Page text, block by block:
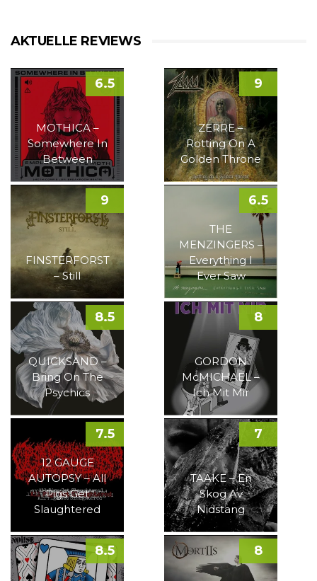
AKTUELLE REVIEWS
MOTHICA –
Somewhere In
Between
6.5
ZERRE –
Rotting On A
Golden Throne
9
FINSTERFORST
– Still
9
THE
MENZINGERS –
Everything I
Ever Saw
6.5
QUICKSAND –
Bring On The
Psychics
8.5
GORDON
McMICHAEL –
Ich Mit Mir
8
12 GAUGE
AUTOPSY – All
Pigs Get
Slaughtered
7.5
TAAKE – En
Skog Av
Nidstang
7
8.5 8